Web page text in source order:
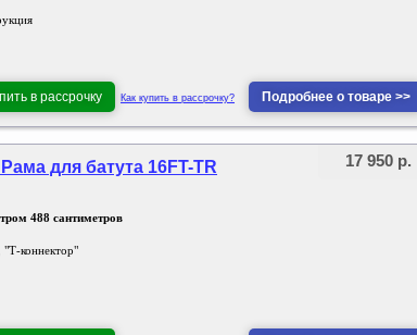
в рассрочку Как купить в рассрочку? Подробнее о товаре >>
для батута 16FT-TR
488 сантиметров
"Т-коннектор"
17 950 р.